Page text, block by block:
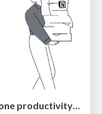
Utilizing Notion as your number one productivity tool